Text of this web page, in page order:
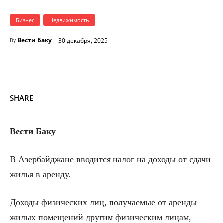
Бизнес Недвижимость
By Вести Баку 30 декабря, 2025
SHARE
Вести Баку
В Азербайджане вводится налог на доходы от сдачи
жилья в аренду.
Доходы физических лиц, получаемые от аренды
жилых помещений другим физическим лицам,